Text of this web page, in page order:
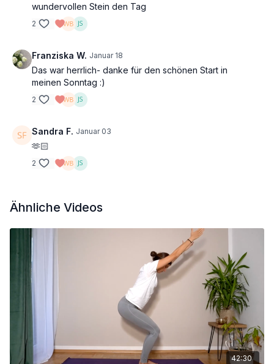
wundervollen Stein den Tag
2
Franziska W. Januar 18
Das war herrlich- danke für den schönen Start in
meinen Sonntag :)
2
Sandra F. Januar 03
🫶🏻
2
Ähnliche Videos
42:30